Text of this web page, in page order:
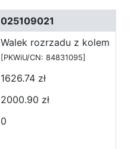
025109021
Walek rozrzadu z kolem
[PKWiU/CN: 84831095]
1626.74 zł
2000.90 zł
0